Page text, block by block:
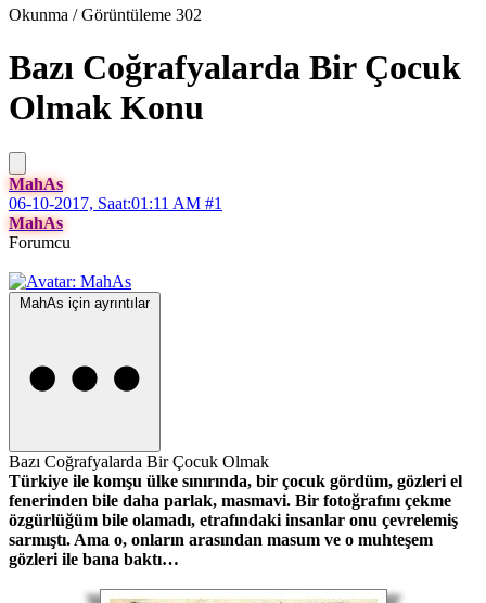
Okunma / Görüntüleme 302
Bazı Coğrafyalarda Bir Çocuk
Olmak Konu
MahAs
06-10-2017, Saat:01:11 AM #1
MahAs
Forumcu
MahAs için ayrıntılar
Bazı Coğrafyalarda Bir Çocuk Olmak
Türkiye ile komşu ülke sınırında, bir çocuk gördüm, gözleri el
fenerinden bile daha parlak, masmavi. Bir fotoğrafını çekme
özgürlüğüm bile olamadı, etrafındaki insanlar onu çevrelemiş
sarmıştı. Ama o, onların arasından masum ve o muhteşem
gözleri ile bana baktı…